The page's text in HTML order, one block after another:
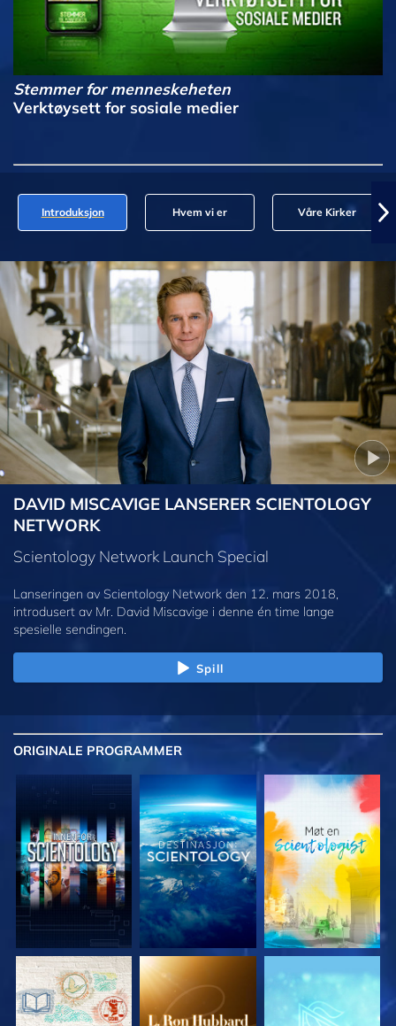
Stemmer for menneskeheten
Verktøysett for sosiale medier
Introduksjon Hvem vi er Våre Kirker
DAVID MISCAVIGE LANSERER SCIENTOLOGY
NETWORK
Scientology Network Launch Special
Lanseringen av Scientology Network den 12. mars 2018,
introdusert av Mr. David Miscavige i denne én time lange
spesielle sendingen.
Spill
ORIGINALE PROGRAMMER
UTFORSK SERIEN UTFORSK SERIEN UTFORSK SERIEN